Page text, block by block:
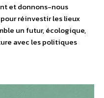
et donnons-nous
réinvestir les lieux
un futur, écologique,
avec les politiques